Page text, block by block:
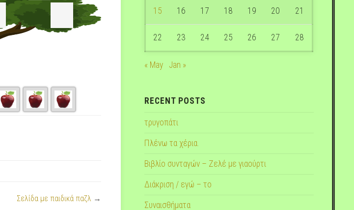
Σελίδα με παιδικά παζλ →
15 16 17 18 19 20 21
22 23 24 25 26 27 28
« May Jan »
RECENT POSTS
τρυγοπάτι
Πλένω τα χέρια.
Βιβλίο συνταγών – Ζελέ με γιαούρτι
Διάκριση / εγώ – το
Συναισθήματα